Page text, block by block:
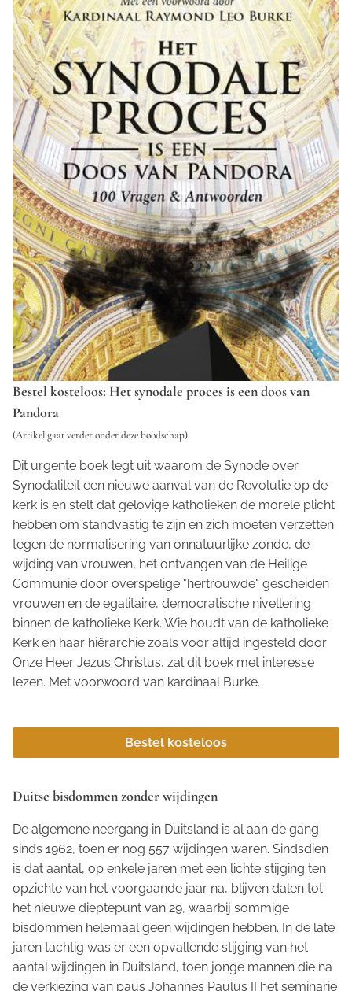
Bestel kosteloos: Het synodale proces is een doos van
Pandora
(Artikel gaat verder onder deze boodschap)
Dit urgente boek legt uit waarom de Synode over
Synodaliteit een nieuwe aanval van de Revolutie op de
kerk is en stelt dat gelovige katholieken de morele plicht
hebben om standvastig te zijn en zich moeten verzetten
tegen de normalisering van onnatuurlijke zonde, de
wijding van vrouwen, het ontvangen van de Heilige
Communie door overspelige "hertrouwde" gescheiden
vrouwen en de egalitaire, democratische nivellering
binnen de katholieke Kerk. Wie houdt van de katholieke
Kerk en haar hiërarchie zoals voor altijd ingesteld door
Onze Heer Jezus Christus, zal dit boek met interesse
lezen. Met voorwoord van kardinaal Burke.
Bestel kosteloos
Duitse bisdommen zonder wijdingen
De algemene neergang in Duitsland is al aan de gang
sinds 1962, toen er nog 557 wijdingen waren. Sindsdien
is dat aantal, op enkele jaren met een lichte stijging ten
opzichte van het voorgaande jaar na, blijven dalen tot
het nieuwe dieptepunt van 29, waarbij sommige
bisdommen helemaal geen wijdingen hebben. In de late
jaren tachtig was er een opvallende stijging van het
aantal wijdingen in Duitsland, toen jonge mannen die na
de verkiezing van paus Johannes Paulus II het seminarie